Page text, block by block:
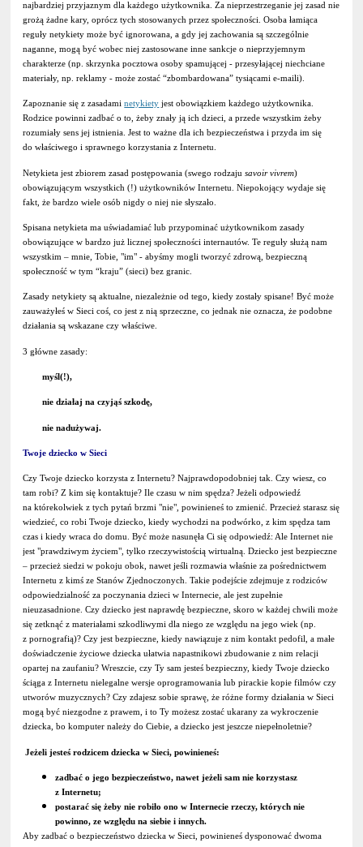
najbardziej przyjaznym dla każdego użytkownika. Za nieprzestrzeganie jej zasad nie
grożą żadne kary, oprócz tych stosowanych przez społeczności. Osoba łamiąca
reguły netykiety może być ignorowana, a gdy jej zachowania są szczególnie
naganne, mogą być wobec niej zastosowane inne sankcje o nieprzyjemnym
charakterze (np. skrzynka pocztowa osoby spamującej - przesyłającej niechciane
materiały, np. reklamy - może zostać “zbombardowana” tysiącami e-maili).
Zapoznanie się z zasadaminetykiety jest obowiązkiem każdego użytkownika.
Rodzice powinni zadbać o to, żeby znały ją ich dzieci, a przede wszystkim żeby
rozumiały sens jej istnienia. Jest to ważne dla ich bezpieczeństwa i przyda im się
do właściwego i sprawnego korzystania z Internetu.
Netykieta jest zbiorem zasad postępowania (swego rodzajusavoir vivrem)
obowiązującym wszystkich (!) użytkowników Internetu. Niepokojący wydaje się
fakt, że bardzo wiele osób nigdy o niej nie słyszało.
Spisana netykieta ma uświadamiać lub przypominać użytkownikom zasady
obowiązujące w bardzo już licznej społeczności internautów. Te reguły służą nam
wszystkim – mnie, Tobie, "im" - abyśmy mogli tworzyć zdrową, bezpieczną
społeczność w tym “kraju” (sieci) bez granic.
Zasady netykiety są aktualne, niezależnie od tego, kiedy zostały spisane! Być może
zauważyłeś w Sieci coś, co jest z nią sprzeczne, co jednak nie oznacza, że podobne
działania są wskazane czy właściwe.
3 główne zasady:
myśl(!),
nie działaj na czyjąś szkodę,
nie nadużywaj.
Twoje dziecko w Sieci
Czy Twoje dziecko korzysta z Internetu? Najprawdopodobniej tak. Czy wiesz, co
tam robi? Z kim się kontaktuje? Ile czasu w nim spędza? Jeżeli odpowiedź
na którekolwiek z tych pytań brzmi "nie", powinieneś to zmienić. Przecież starasz się
wiedzieć, co robi Twoje dziecko, kiedy wychodzi na podwórko, z kim spędza tam
czas i kiedy wraca do domu. Być może nasunęła Ci się odpowiedź: Ale Internet nie
jest "prawdziwym życiem", tylko rzeczywistością wirtualną. Dziecko jest bezpieczne
– przecież siedzi w pokoju obok, nawet jeśli rozmawia właśnie za pośrednictwem
Internetu z kimś ze Stanów Zjednoczonych. Takie podejście zdejmuje z rodziców
odpowiedzialność za poczynania dzieci w Internecie, ale jest zupełnie
nieuzasadnione. Czy dziecko jest naprawdę bezpieczne, skoro w każdej chwili może
się zetknąć z materiałami szkodliwymi dla niego ze względu na jego wiek (np.
z pornografią)? Czy jest bezpieczne, kiedy nawiązuje z nim kontakt pedofil, a małe
doświadczenie życiowe dziecka ułatwia napastnikowi zbudowanie z nim relacji
opartej na zaufaniu? Wreszcie, czy Ty sam jesteś bezpieczny, kiedy Twoje dziecko
ściąga z Internetu nielegalne wersje oprogramowania lub pirackie kopie filmów czy
utworów muzycznych? Czy zdajesz sobie sprawę, że różne formy działania w Sieci
mogą być niezgodne z prawem, i to Ty możesz zostać ukarany za wykroczenie
dziecka, bo komputer należy do Ciebie, a dziecko jest jeszcze niepełnoletnie?
Jeżeli jesteś rodzicem dziecka w Sieci, powinieneś:
zadbać o jego bezpieczeństwo, nawet jeżeli sam nie korzystasz
z Internetu;
postarać się żeby nie robiło ono w Internecie rzeczy, których nie
powinno, ze względu na siebie i innych.
Aby zadbać o bezpieczeństwo dziecka w Sieci, powinieneś dysponować dwoma